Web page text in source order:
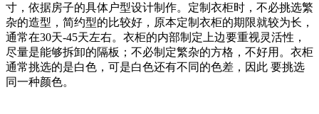
寸，依据房子的具体户型设计制作。定制衣柜时，不必挑选繁
杂的造型，简约型的比较好，原本定制衣柜的期限就较为长，
通常在30天-45天左右。衣柜的内部制定上边要重视灵活性，
尽量是能够拆卸的隔板；不必制定繁杂的方格，不好用。衣柜
通常挑选的是白色，可是白色还有不同的色差，因此 要挑选
同一种颜色。